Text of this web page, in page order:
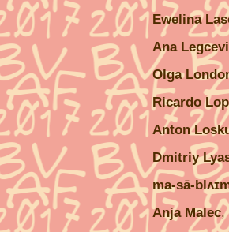
Ewelina
Ana
Olga
Ricardo
Anton
Dmitriy
ma-sā-
Anja Malec,